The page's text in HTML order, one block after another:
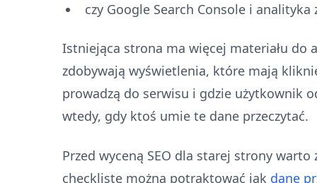
czy Google Search Console i
Istniejąca strona ma więcej materiału do
zdobywają wyświetlenia, które mają
prowadzą do serwisu i gdzie użytkownik
wtedy, gdy ktoś umie te dane przeczytać.
Przed wyceną SEO dla starej strony
checklistę można potraktować jak dane